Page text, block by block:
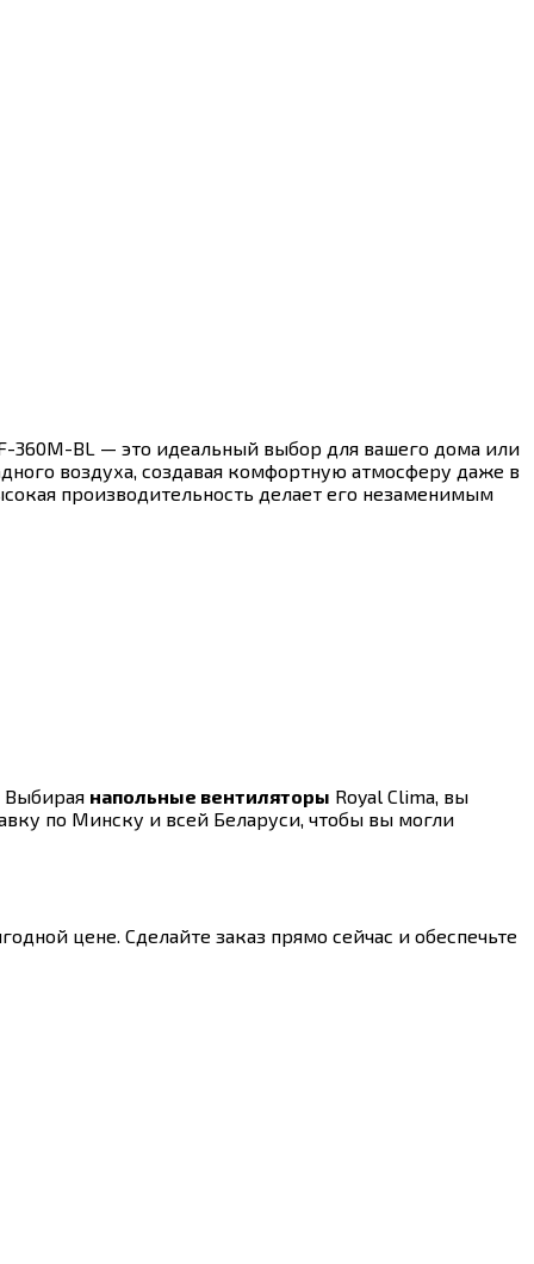
360M-BL — это идеальный выбор для вашего дома или
воздуха, создавая комфортную атмосферу даже в
производительность делает его незаменимым
Выбирая напольные вентиляторы Royal Clima, вы
по Минску и всей Беларуси, чтобы вы могли
цене. Сделайте заказ прямо сейчас и обеспечьте